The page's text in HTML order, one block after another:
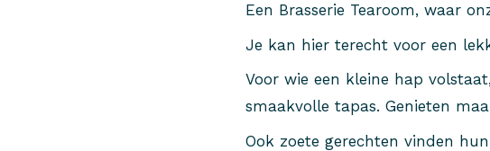
Een Brasserie Tearoom, waar
Je kan hier terecht voor een
Voor wie een kleine hap
smaakvolle tapas. Genieten
Ook zoete gerechten vinden